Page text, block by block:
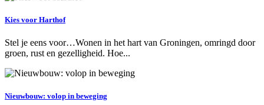
Kies voor Harthof
Stel je eens voor…Wonen in het hart van Groningen, omringd door
groen, rust en gezelligheid. Hoe...
Nieuwbouw: volop in beweging